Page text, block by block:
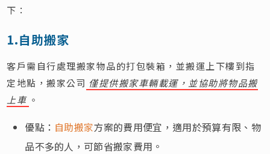
下：
1.自助搬家
客戶需自行處理搬家物品的打包裝箱，並搬運上下樓到指
定地點，搬家公司 僅提供搬家車輛載運，並協助將物品搬
上車 。
優點： 自助搬家方案的費用便宜，適用於預算有限、物
品不多的人，可節省搬家費用。